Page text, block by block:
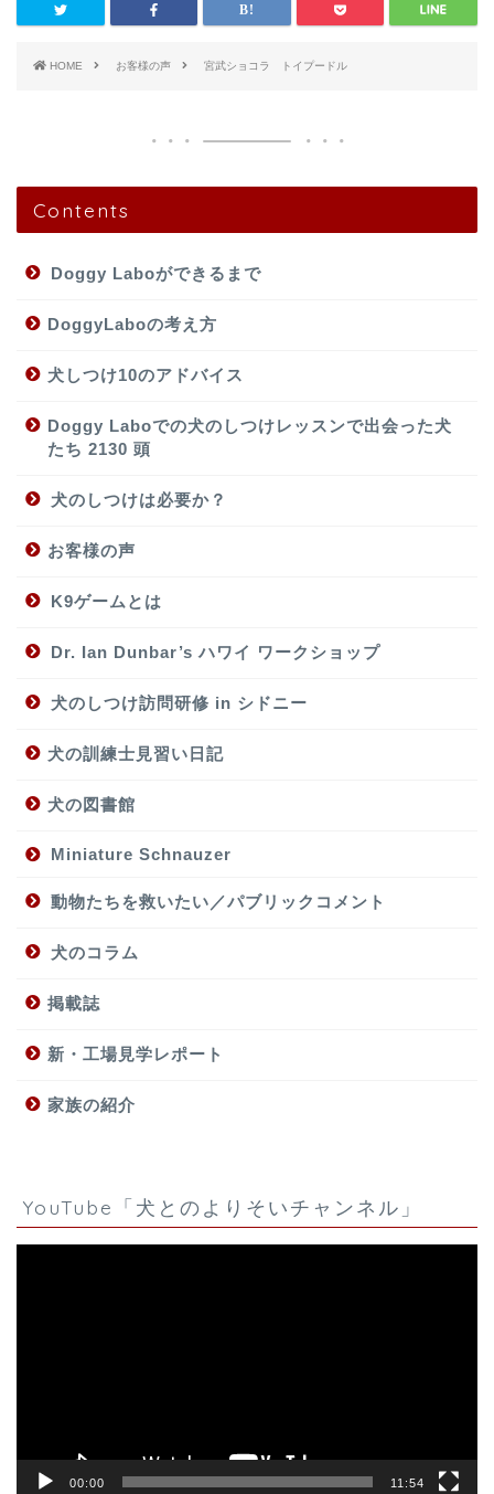
HOME お客様の声 宮武ショコラ トイプードル
Contents
Doggy Laboができるまで
DoggyLaboの考え方
犬しつけ10のアドバイス
Doggy Laboでの犬のしつけレッスンで出会った犬
たち 2130 頭
犬のしつけは必要か？
お客様の声
K9ゲームとは
Dr. Ian Dunbar’s ハワイ ワークショップ
犬のしつけ訪問研修 in シドニー
犬の訓練士見習い日記
犬の図書館
Miniature Schnauzer
動物たちを救いたい／パブリックコメント
犬のコラム
掲載誌
新・工場見学レポート
家族の紹介
YouTube「犬とのよりそいチャンネル」
00:00 11:54